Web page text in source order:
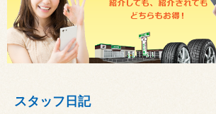
スタッフ日記